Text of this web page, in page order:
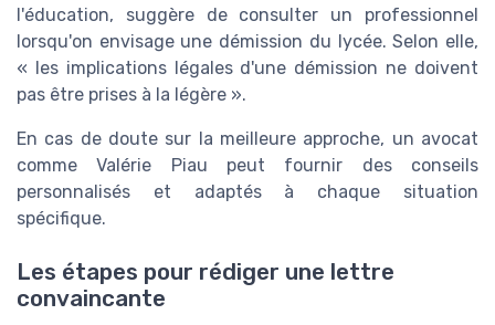
l'éducation, suggère de consulter un professionnel
lorsqu'on envisage une démission du lycée. Selon elle,
« les implications légales d'une démission ne doivent
pas être prises à la légère ».
En cas de doute sur la meilleure approche, un avocat
comme Valérie Piau peut fournir des conseils
personnalisés et adaptés à chaque situation
spécifique.
Les étapes pour rédiger une lettre
convaincante